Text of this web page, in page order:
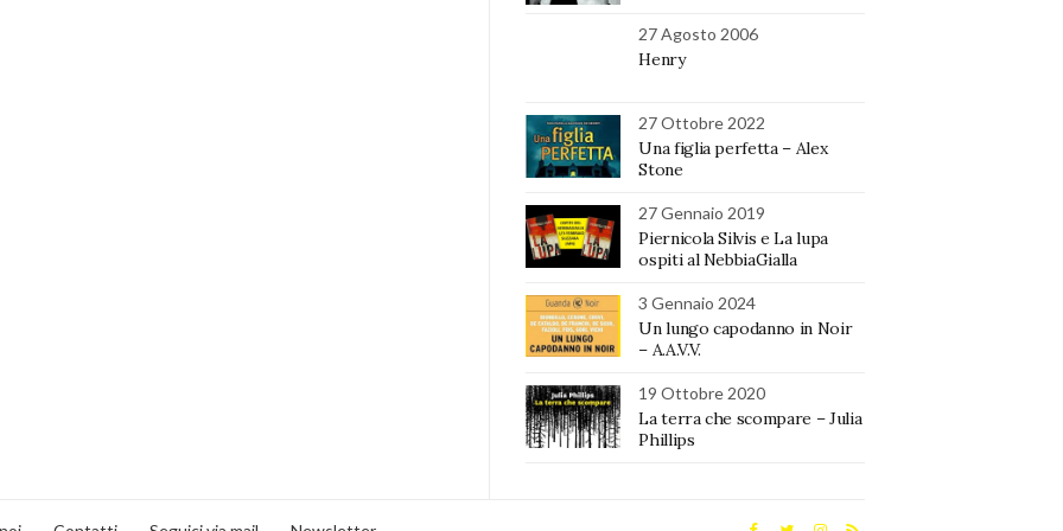
27 Agosto 2006
Henry
27 Ottobre 2022
Una figlia perfetta – Alex
Stone
27 Gennaio 2019
Piernicola Silvis e La lupa
ospiti al NebbiaGialla
3 Gennaio 2024
Un lungo capodanno in Noir
– A.A.V.V.
19 Ottobre 2020
La terra che scompare – Julia
Phillips